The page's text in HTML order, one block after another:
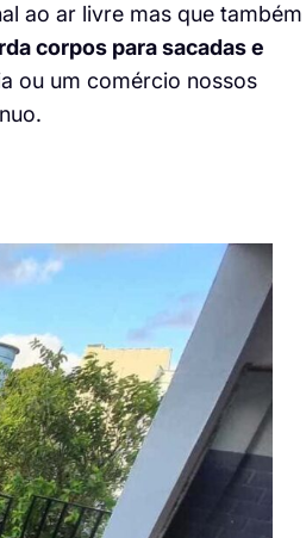
ao ar livre mas que também
corpos para sacadas e
ou um comércio nossos